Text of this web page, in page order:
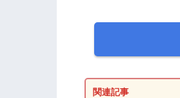
関連記事